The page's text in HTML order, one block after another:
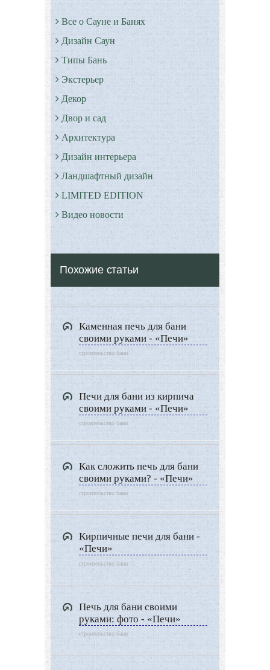
Все о Сауне и Банях
Дизайн Саун
Типы Бань
Экстерьер
Декор
Двор и сад
Архитектура
Дизайн интерьера
Ландшафтный дизайн
LIMITED EDITION
Видео новости
Другие услуги
Похожие статьи
Каменная печь для бани
своими руками - «Печи»
строительство бани
Печи для бани из кирпича
своими руками - «Печи»
строительство бани
Как сложить печь для бани
своими руками? - «Печи»
строительство бани
Кирпичные печи для бани -
«Печи»
строительство бани
Печь для бани своими
руками: фото - «Печи»
строительство бани